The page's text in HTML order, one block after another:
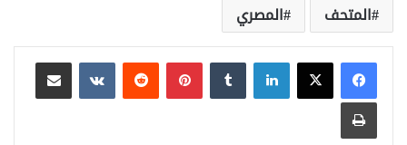
المتحف
المصري
لينكدإن بينتيريست
مشاركة عبر البريد
طباعة